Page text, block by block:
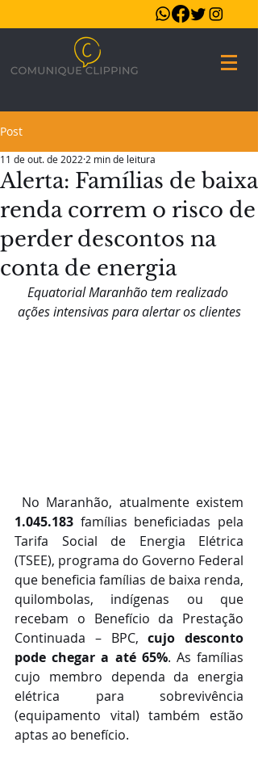
Post
Alerta: Famílias de baixa
renda correm o risco de
perder descontos na
conta de energia
11 de out. de 2022 2 min de leitura
Equatorial Maranhão tem realizado
ações intensivas para alertar os clientes
1.045.183 famílias beneficiadas pela
Tarifa Social de Energia Elétrica
(TSEE), programa do Governo Federal
que beneficia famílias de baixa renda,
quilombolas, indígenas ou que
recebam o Benefício da Prestação
Continuada – BPC, cujo desconto
pode chegar a até 65%. As famílias
cujo membro dependa da energia
elétrica para sobrevivência
(equipamento vital) também estão
aptas ao benefício.